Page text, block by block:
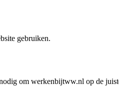
gebruiken.
om werkenbijtww.nl op de